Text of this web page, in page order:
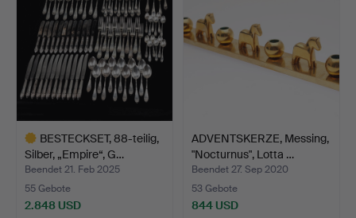
BESTECKSET, 88-teilig,
Silber, „Empire“, G…
Beendet 21. Feb 2025
55 Gebote
2.848 USD
ADVENTSKERZE, Messing,
"Nocturnus", Lotta …
Beendet 27. Sep 2020
53 Gebote
844 USD